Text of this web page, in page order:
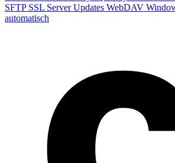
SFTP SSL ServerUpdates WebDAV
automatisch